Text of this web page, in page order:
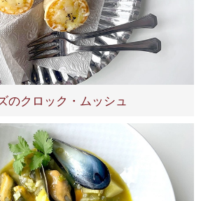
のクロック・ムッシュ